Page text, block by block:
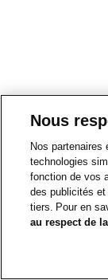
Nous
Nos
technologies
fonction de vos
des publicités
tiers. Pour en
au respect de